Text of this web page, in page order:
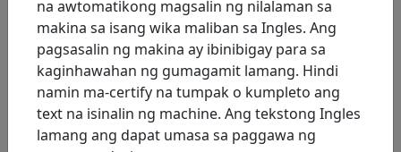
pangangalaga na kilala sa ProResp.
Mula noong sumali sa ProResp team noong 2009,
naging pundasyon ang kanyang malawak na karanasan
sa HR sa pagbuo ng mga Human Resources, Health,
Safety, Wellness at Privacy na mga programa na
naaayon sa pananaw at mga halaga ng ProResp.
na awtomatikong magsalin ng nilalaman sa
makina sa isang wika maliban sa Ingles. Ang
pagsasalin ng makina ay ibinibigay para sa
kaginhawahan ng gumagamit lamang. Hindi
namin ma-certify na tumpak o kumpleto ang
text na isinalin ng machine. Ang tekstong Ingles
lamang ang dapat umasa sa paggawa ng